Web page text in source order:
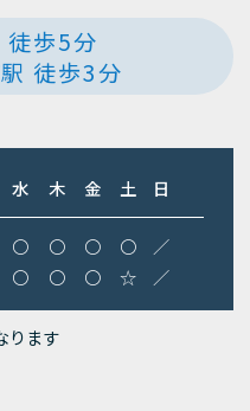
徒歩5分
徒歩3分
水 木 金 土 日
〇 〇 〇 〇
／
〇 〇 〇 ☆ ／
ります